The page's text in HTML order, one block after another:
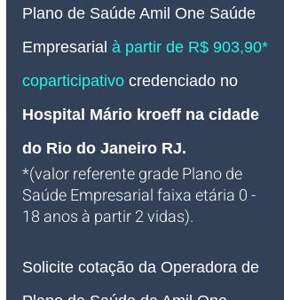
Plano de Saúde Amil One Saúde
Empresarial à partir de R$ 903,90*
coparticipativo credenciado no
Hospital Mário kroeff na cidade
do Rio do Janeiro RJ.
*(valor referente grade Plano de
Saúde Empresarial faixa etária 0 -
18 anos à partir 2 vidas).
Solicite cotação da Operadora de